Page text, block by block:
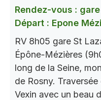
Rendez-vous :
Départ : Epone
RV 8h05 gare St
Épône-Mézières
long de la Seine,
de Rosny.
Vexin avec un beau